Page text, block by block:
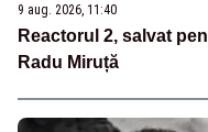
9 aug. 2026, 11:40
Reactorul 2, salvat
Radu Miruță